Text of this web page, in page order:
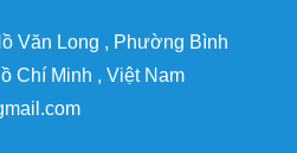
Văn Long , Phường Bình
Chí Minh , Việt Nam